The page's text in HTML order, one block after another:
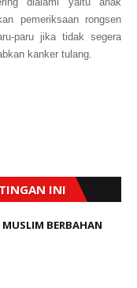
pemeriksaan rongsen
paru jika tidak segera
kanker tulang.
INI
BERBAHAN